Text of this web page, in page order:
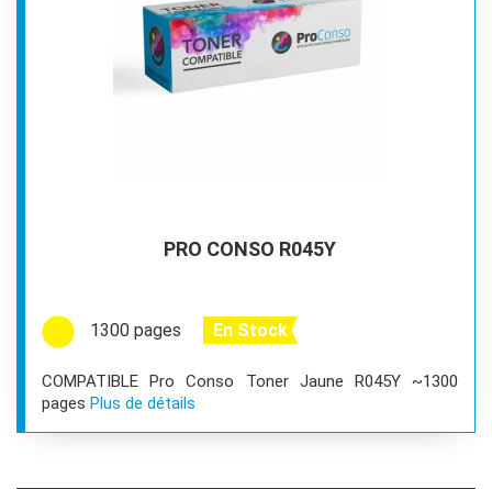
PRO CONSO R045Y
1300 pages En Stock
COMPATIBLE Pro Conso Toner Jaune R045Y ~1300
pages Plus de détails